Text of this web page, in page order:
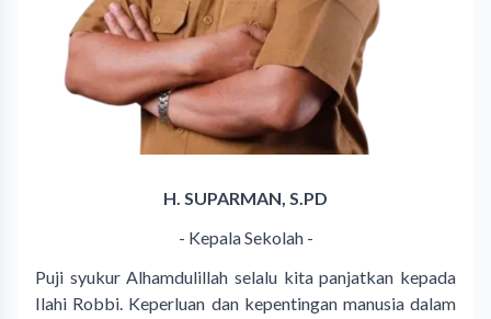
H. SUPARMAN, S.PD
- Kepala Sekolah -
Puji syukur Alhamdulillah selalu kita panjatkan kepada
Ilahi Robbi. Keperluan dan kepentingan manusia dalam